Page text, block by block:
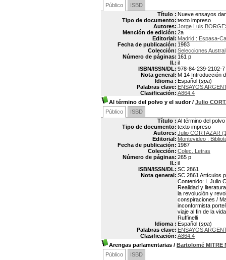
Público
ISBD
Título : Nueve ensayos
Tipo de documento: texto impreso
Autores: Jorge Luis
Mención de edición: 2a
Editorial: Madrid : Espasa-
Fecha de publicación: 1983
Colección: Selecciones Austral
Número de páginas: 161 p
Il.: il
ISBN/ISSN/DL: 978-84-239-2102-7
Nota general: M 14 Introducción
Idioma : Español (spa)
Palabras clave: ENSAYOS
Clasificación: A864.4
Al término del polvo y el sudor/ Julio
Público
ISBD
Título : Al término del
Tipo de documento: texto impreso
Autores: Julio CORTAZAR
Editorial: Montevideo :
Fecha de publicación: 1987
Colección: Colec. Letras
Número de páginas: 265 p
Il.: il
ISBN/ISSN/DL: SC 2861
Nota general: SC 2861 Artículos
Contenido: I. Julio
Realidad y
la revolución y
conspiraciones /
inconformista
viaje al fin de la
Ruffinelli
Idioma : Español (spa)
Palabras clave: ENSAYOS
Clasificación: A864.4
Arengas parlamentarias / Bartolomé MITRE
Público
ISBD